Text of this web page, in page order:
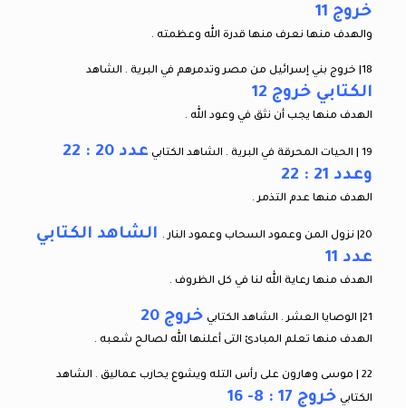
خروج 11
والهدف منها نعرف منها قدرة الله وعظمته .
18| خروج بني إسرائيل من مصر وتدمرهم في البرية . الشاهد
الكتابي خروج 12
الهدف منها يجب أن نثق في وعود الله .
19 | الحيات المحرقة في البرية . الشاهد الكتابي
عدد 20 : 22
وعدد 21 : 22
الهدف منها عدم التذمر .
20| نزول المن وعمود السحاب وعمود النار .
الشاهد الكتابي
عدد 11
الهدف منها رعاية الله لنا في كل الظروف .
21| الوصايا العشر . الشاهد الكتابي خروج 20
الهدف منها تعلم المبادئ التى أعلنها الله لصالح شعبه .
22 | موسى وهارون على رأس التله ويشوع يحارب عماليق . الشاهد
الكتابي خروج 17 : 8- 16